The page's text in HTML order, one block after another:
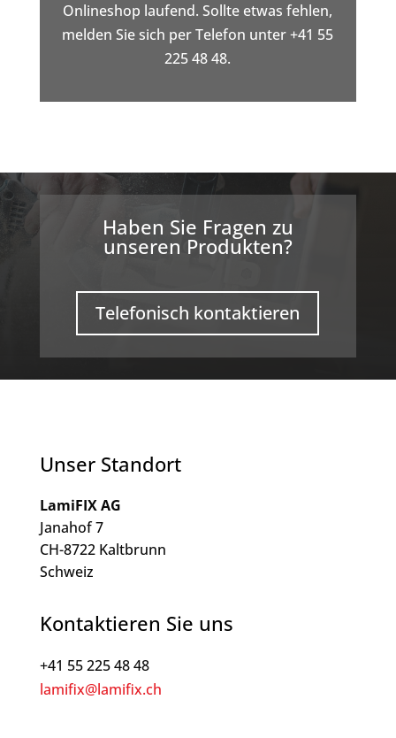
Onlineshop laufend. Sollte etwas fehlen,
melden Sie sich per Telefon unter +41 55
225 48 48.
Haben Sie Fragen zu
unseren Produkten?
Telefonisch kontaktieren
Unser Standort
LamiFIX AG
Janahof 7
CH-8722 Kaltbrunn
Schweiz
Kontaktieren Sie uns
+41 55 225 48 48
lamifix@lamifix.ch